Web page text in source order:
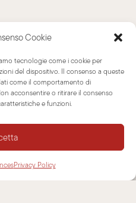
Cookie
tecnologie come i cookie per
del dispositivo. Il consenso a queste
come il comportamento di
acconsentire o ritirare il consenso
e funzioni.
Privacy Policy